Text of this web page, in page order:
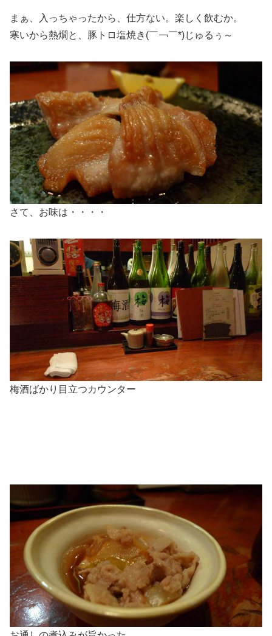
まぁ、入っちゃったから、仕方ない。楽しく飲むか。
寒いから熱燗と、豚トロ塩焼き(￣￢￣*)じゅるぅ～
さて、お味は・・・・
梅酒ばかり目立つカウンター